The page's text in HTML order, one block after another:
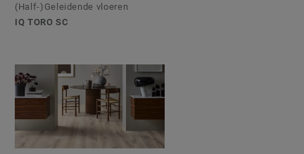
(Half-)Geleidende vloeren
IQ TORO SC